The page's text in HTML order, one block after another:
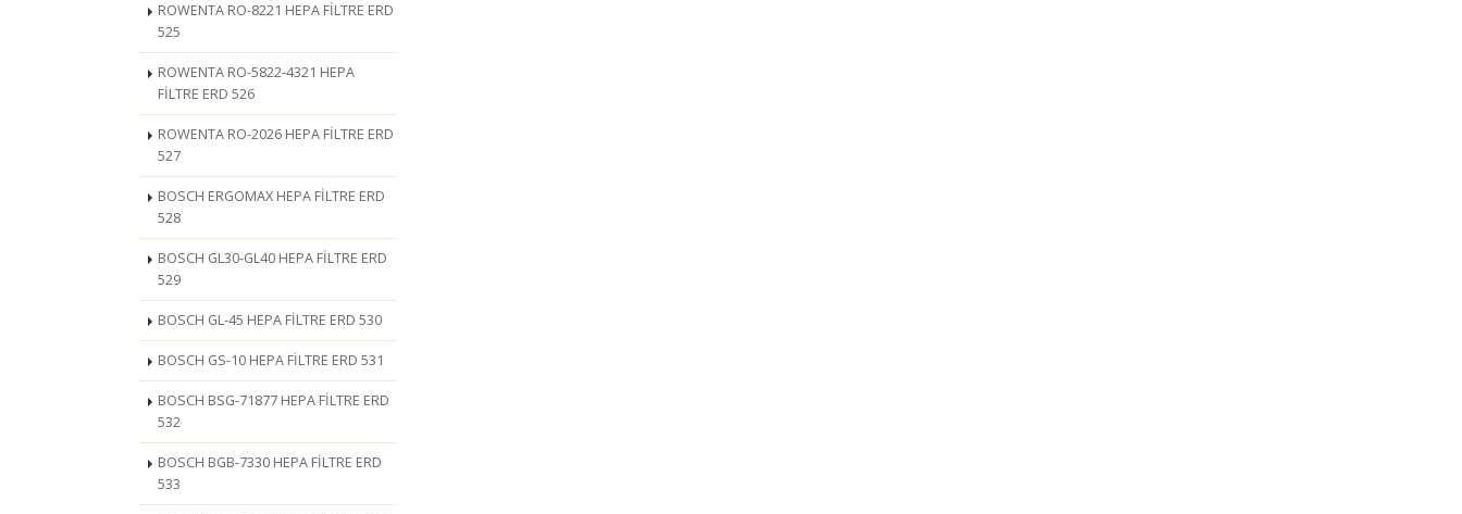
ROWENTA RO-8221 HEPA FİLTRE ERD
525
ROWENTA RO-5822-4321 HEPA
FİLTRE ERD 526
ROWENTA RO-2026 HEPA FİLTRE ERD
527
BOSCH ERGOMAX HEPA FİLTRE ERD
528
BOSCH GL30-GL40 HEPA FİLTRE ERD
529
BOSCH GL-45 HEPA FİLTRE ERD 530
BOSCH GS-10 HEPA FİLTRE ERD 531
BOSCH BSG-71877 HEPA FİLTRE ERD
532
BOSCH BGB-7330 HEPA FİLTRE ERD
533